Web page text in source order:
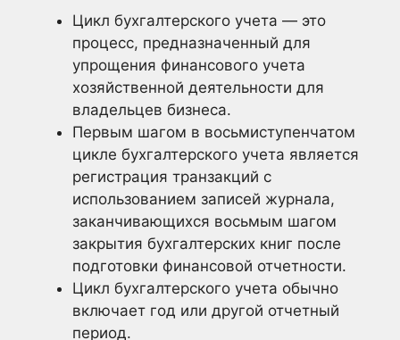
Цикл бухгалтерского учета — это
процесс, предназначенный для
упрощения финансового учета
хозяйственной деятельности для
владельцев бизнеса.
Первым шагом в восьмиступенчатом
цикле бухгалтерского учета является
регистрация транзакций с
использованием записей журнала,
заканчивающихся восьмым шагом
закрытия бухгалтерских книг после
подготовки финансовой отчетности.
Цикл бухгалтерского учета обычно
включает год или другой отчетный
период.